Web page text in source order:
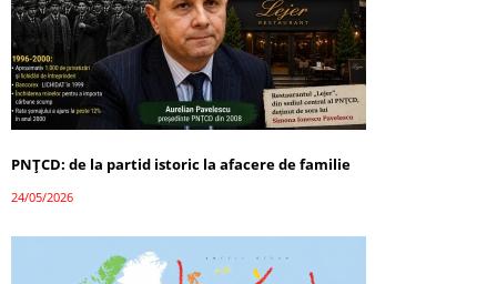
PNȚCD: de la partid istoric la afacere de familie
24/05/2026